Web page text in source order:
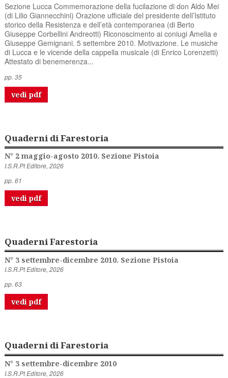
Sezione Lucca Commemorazione della fucilazione di don Aldo Mei
(di Lilio Giannecchini) Orazione ufficiale del presidente dell’Istituto
storico della Resistenza e dell’età contemporanea (di Berto
Giuseppe Corbellini Andreotti) Riconoscimento ai coniugi Amelia e
Giuseppe Gemignani. 5 settembre 2010. Motivazione. Le musiche
di Lucca e le vicende della cappella musicale (di Enrico Lorenzetti)
Attestato di benemerenza...
pp. 35
vedi pdf
Quaderni di Farestoria
N° 2 maggio-agosto 2010. Sezione Pistoia
I.S.R.Pt Editore, 2026
pp. 61
vedi pdf
Quaderni Farestoria
N° 3 settembre-dicembre 2010. Sezione Pistoia
I.S.R.Pt Editore, 2026
pp. 63
vedi pdf
Quaderni di Farestoria
N° 3 settembre-dicembre 2010
I.S.R.Pt Editore, 2026